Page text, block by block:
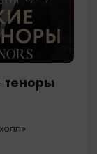
теноры